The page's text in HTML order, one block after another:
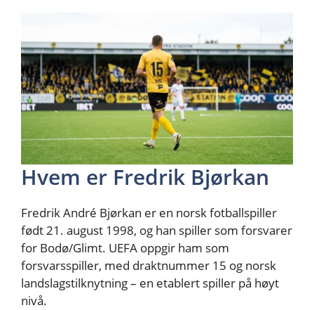
Hvem er Fredrik Bjørkan
Fredrik André Bjørkan er en norsk fotballspiller
født 21. august 1998, og han spiller som forsvarer
for Bodø/Glimt. UEFA oppgir ham som
forsvarsspiller, med draktnummer 15 og norsk
landslagstilknytning – en etablert spiller på høyt
nivå.